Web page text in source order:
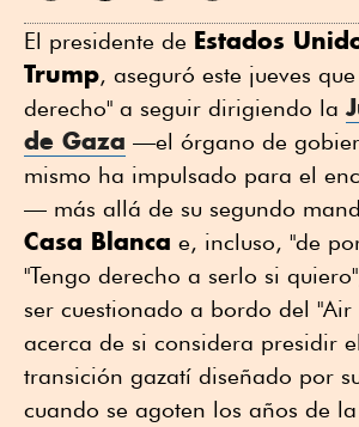
El presidente de Estados
Trump, aseguró este jueves
derecho" a seguir dirigiendo la
de Gaza —el órgano de
mismo ha impulsado para el
— más allá de su segundo
Casa Blanca e, incluso, "de
"Tengo derecho a serlo si
ser cuestionado a bordo del "Air
acerca de si considera presidir
transición gazatí diseñado por
cuando se agoten los años de